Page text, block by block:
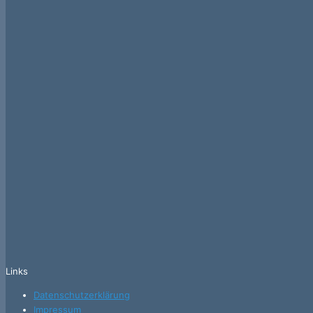
Links
Datenschutzerklärung
Impressum